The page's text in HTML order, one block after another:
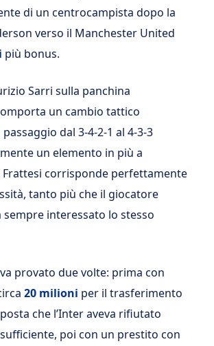
di un centrocampista dopo la
verso il Manchester United
più bonus.
Sarri sulla panchina
un cambio tattico
dal 3-4-2-1 al 4-3-3
un elemento in più a
corrisponde perfettamente
tanto più che il giocatore
interessato lo stesso
provato due volte: prima con
20 milioni per il trasferimento
che l’Inter aveva rifiutato
poi con un prestito con